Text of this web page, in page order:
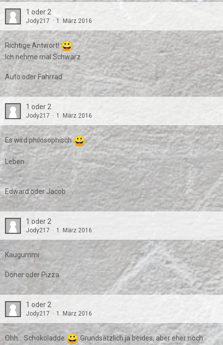
1 oder 2
Jody217 1. März 2016
Richtige Antwort!
Ich nehme mal Schwarz
Auto oder Fahrrad
1 oder 2
Jody217 1. März 2016
Es wird philosophisch
Leben
Edward oder Jacob
1 oder 2
Jody217 1. März 2016
Kaugummi
Döner oder Pizza
1 oder 2
Jody217 1. März 2016
Ohh... Schokoladde
Grundsätzlich ja beides, aber eher noch